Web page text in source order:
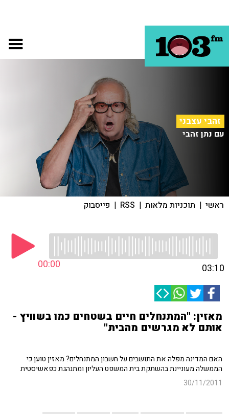
זהבי עצבני
עם נתן זהבי
ראשי | תוכניות מלאות |
RSS
| פייסבוק
00:00 03:10
מאזין: "המתנחלים חיים בשטחים כמו בשוויץ -
אותם לא מגרשים מהבית"
האם המדינה מפלה את התושבים על חשבון המתנחלים? מאזין טוען כי
הממשלה מעוניינת בהשתקת בית המשפט העליון ומתנהגת כפאשיסטית
30/11/2011